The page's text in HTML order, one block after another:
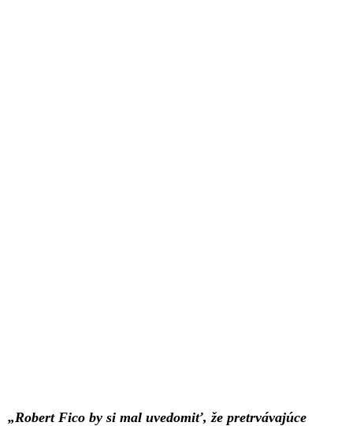
„Robert Fico by si mal uvedomiť, že pretrvávajúce